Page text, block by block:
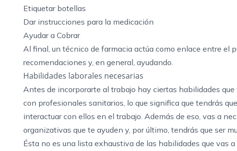
Etiquetar botellas
Dar instrucciones para la medicación
Ayudar a Cobrar
Al final, un técnico de farmacia actúa como enlace entre el
recomendaciones y, en general, ayudando.
Habilidades laborales necesarias
Antes de incorporarte al trabajo hay ciertas habilidades
con profesionales sanitarios , lo que significa que tendrás
interactuar con ellos en el trabajo. Además de eso, vas a
organizativas que te ayuden y, por último, tendrás que ser
Ésta no es una lista exhaustiva de las habilidades que vas